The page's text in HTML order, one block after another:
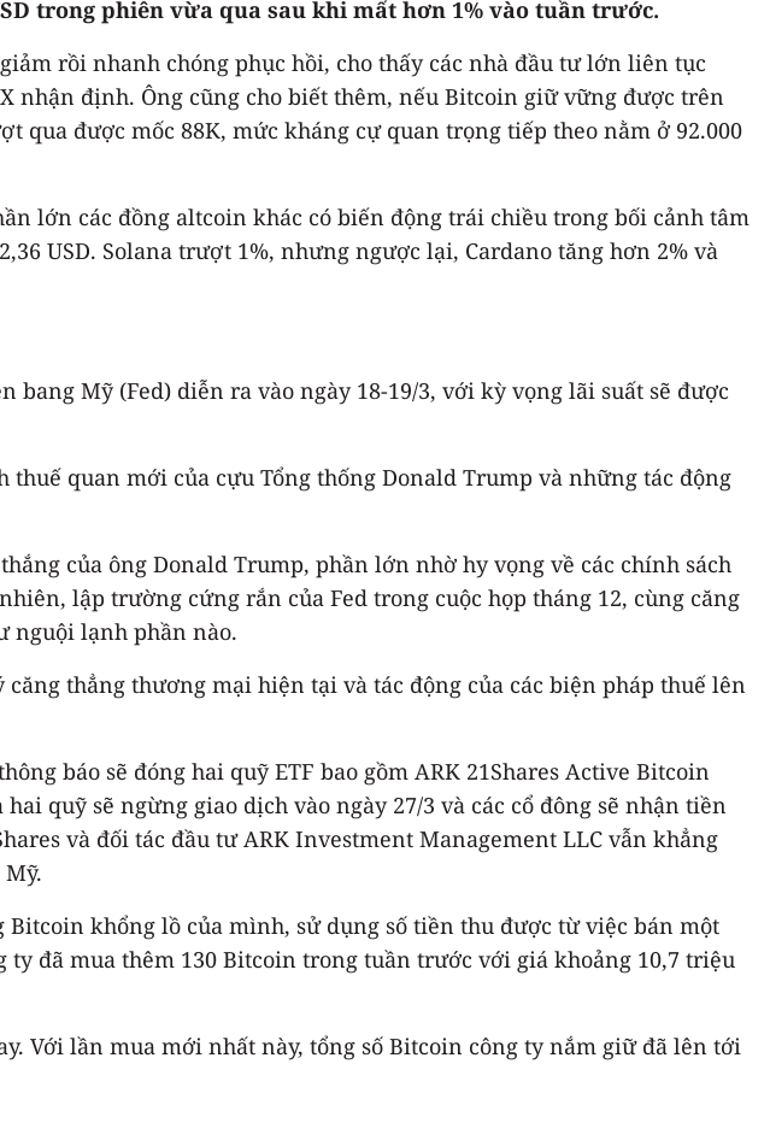
trong phiên vừa qua sau khi mất hơn 1% vào tuần trước.
rồi nhanh chóng phục hồi, cho thấy các nhà đầu tư lớn liên tục
nhận định. Ông cũng cho biết thêm, nếu Bitcoin giữ vững được trên
qua được mốc 88K, mức kháng cự quan trọng tiếp theo nằm ở 92.000
lớn các đồng altcoin khác có biến động trái chiều trong bối cảnh tâm
USD. Solana trượt 1%, nhưng ngược lại, Cardano tăng hơn 2% và
bang Mỹ (Fed) diễn ra vào ngày 18-19/3, với kỳ vọng lãi suất sẽ được
quan mới của cựu Tổng thống Donald Trump và những tác động
của ông Donald Trump, phần lớn nhờ hy vọng về các chính sách
lập trường cứng rắn của Fed trong cuộc họp tháng 12, cùng căng
nguội lạnh phần nào.
thẳng thương mại hiện tại và tác động của các biện pháp thuế lên
báo sẽ đóng hai quỹ ETF bao gồm ARK 21Shares Active Bitcoin
quỹ sẽ ngừng giao dịch vào ngày 27/3 và các cổ đông sẽ nhận tiền
và đối tác đầu tư ARK Investment Management LLC vẫn khẳng
khổng lồ của mình, sử dụng số tiền thu được từ việc bán một
đã mua thêm 130 Bitcoin trong tuần trước với giá khoảng 10,7 triệu
Với lần mua mới nhất này, tổng số Bitcoin công ty nắm giữ đã lên tới